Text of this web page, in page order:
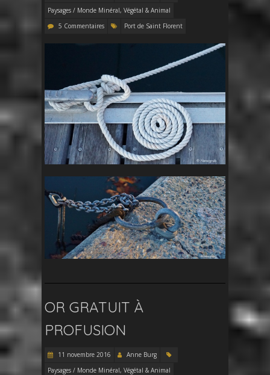
Paysages / Monde Minéral, Végétal & Animal
5 Commentaires
Port de Saint Florent
OR GRATUIT À
PROFUSION
11 novembre 2016
Anne Burg
Paysages / Monde Minéral, Végétal & Animal